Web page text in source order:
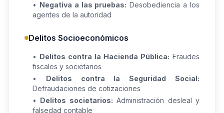
• Negativa a las pruebas: Desobediencia a los
agentes de la autoridad
Delitos Socioeconómicos
• Delitos contra la Hacienda Pública: Fraudes
fiscales y societarios
• Delitos contra la Seguridad Social:
Defraudaciones de cotizaciones
• Delitos societarios: Administración desleal y
falsedad contable